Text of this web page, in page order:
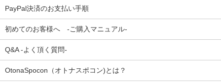
PayPal決済のお支払い手順
初めてのお客様へ -ご購入マニュアル-
Q&A -よく頂く質問-
OtonaSpocon（オトナスポコン)とは？